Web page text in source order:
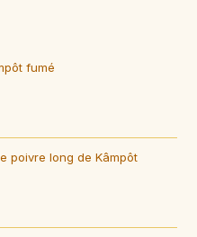
fumé
:
€
poivre long de Kâmpôt